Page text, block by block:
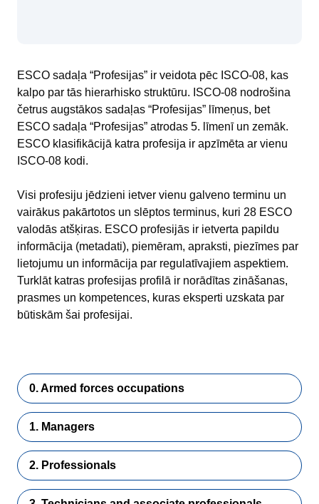
ESCO sadaļa “Profesijas” ir veidota pēc ISCO-08, kas
kalpo par tās hierarhisko struktūru. ISCO-08 nodrošina
četrus augstākos sadaļas “Profesijas” līmeņus, bet
ESCO sadaļa “Profesijas” atrodas 5. līmenī un zemāk.
ESCO klasifikācijā katra profesija ir apzīmēta ar vienu
ISCO-08 kodi.
Visi profesiju jēdzieni ietver vienu galveno terminu un
vairākus pakārtotos un slēptos terminus, kuri 28 ESCO
valodās atšķiras. ESCO profesijās ir ietverta papildu
informācija (metadati), piemēram, apraksti, piezīmes par
lietojumu un informācija par regulatīvajiem aspektiem.
Turklāt katras profesijas profilā ir norādītas zināšanas,
prasmes un kompetences, kuras eksperti uzskata par
būtiskām šai profesijai.
0. Armed forces occupations
1. Managers
2. Professionals